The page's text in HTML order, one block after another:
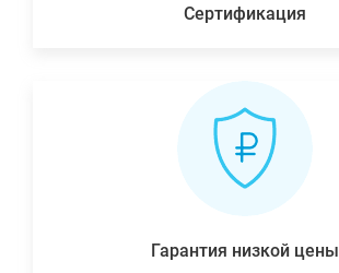
Сертификация
Гарантия низкой цены